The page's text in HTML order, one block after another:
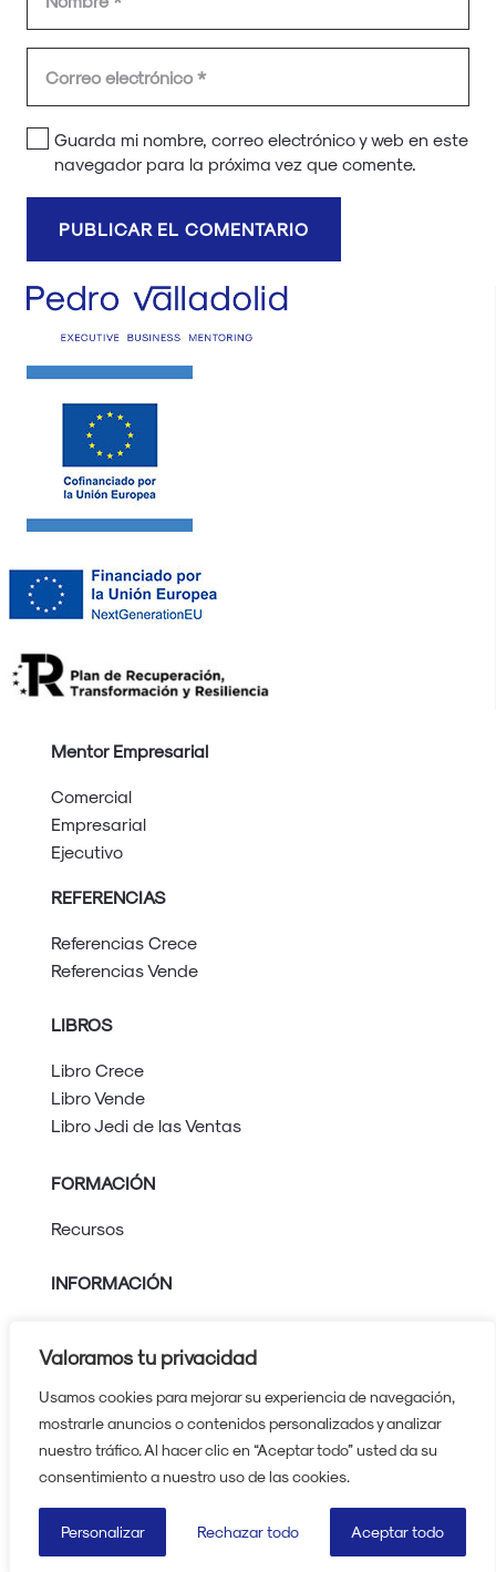
Valoramos tu privacidad
Usamos cookies para mejorar su experiencia de navegación,
mostrarle anuncios o contenidos personalizados y analizar
nuestro tráfico. Al hacer clic en “Aceptar todo” usted da su
consentimiento a nuestro uso de las cookies.
Personalizar Rechazar todo Aceptar todo
Guarda mi nombre, correo electrónico y web en este
navegador para la próxima vez que comente.
PUBLICAR EL COMENTARIO
Mentor Empresarial
Comercial
Empresarial
Ejecutivo
REFERENCIAS
Referencias Crece
Referencias Vende
LIBROS
Libro Crece
Libro Vende
Libro Jedi de las Ventas
FORMACIÓN
Recursos
INFORMACIÓN
Política de privacidad
Protocolo contra el acoso
630 224 739